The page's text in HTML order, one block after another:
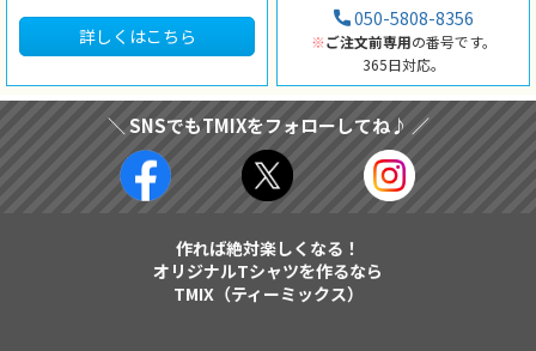
詳しくはこちら
050-5808-8356
※ご注文前専用の番号です。
365日対応。
＼ SNSでもTMIXをフォローしてね♪ ／
作れば絶対楽しくなる！
オリジナルTシャツを作るなら
TMIX（ティーミックス）